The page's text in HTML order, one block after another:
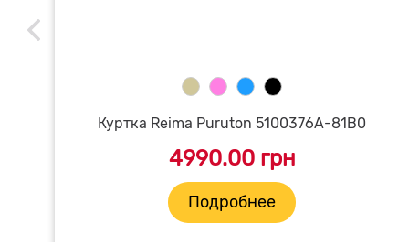
Куртка Reima Puruton 5100376A-81B0
4990.00 грн
Подробнее